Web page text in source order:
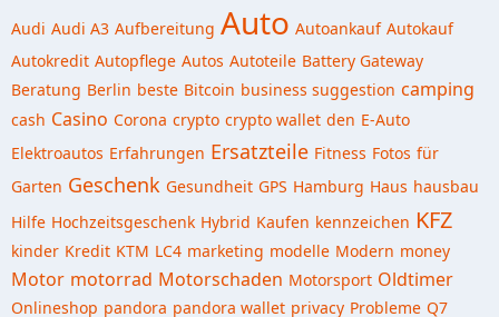
Audi Audi A3 Aufbereitung Auto Autoankauf Autokauf
Autokredit Autopflege Autos Autoteile Battery Gateway
Beratung Berlin beste Bitcoin business suggestion camping
cash Casino Corona crypto crypto wallet den E-Auto
Elektroautos Erfahrungen Ersatzteile Fitness Fotos für
Garten Geschenk Gesundheit GPS Hamburg Haus hausbau
Hilfe Hochzeitsgeschenk Hybrid Kaufen kennzeichen KFZ
kinder Kredit KTM LC4 marketing modelle Modern money
Motor motorrad Motorschaden Motorsport Oldtimer
Onlineshop pandora pandora wallet privacy Probleme Q7